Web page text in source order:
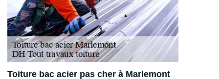
Toiture bac acier pas cher à Marlemont